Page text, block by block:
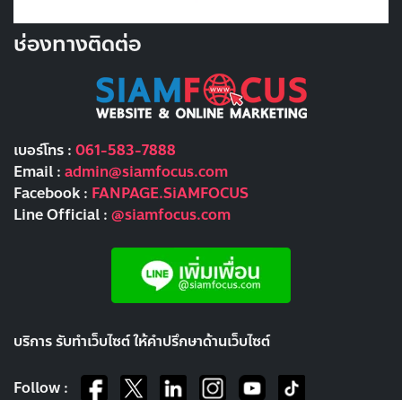
ช่องทางติดต่อ
เบอร์โทร : 061-583-7888
Email : admin@siamfocus.com
Facebook : FANPAGE.SiAMFOCUS
Line Official : @siamfocus.com
บริการ รับทำเว็บไซต์ ให้คำปรึกษาด้านเว็บไซต์
Follow :